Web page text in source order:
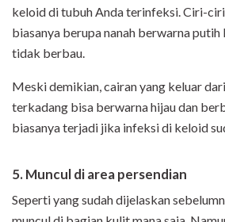
keloid di tubuh Anda terinfeksi. Ciri-
biasanya berupa nanah berwarna putih
tidak berbau.
Meski demikian, cairan yang keluar
terkadang bisa berwarna hijau dan
biasanya terjadi jika infeksi di keloid
5. Muncul di area persendian
Seperti yang sudah dijelaskan